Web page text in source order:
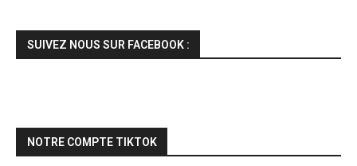
SUIVEZ NOUS SUR FACEBOOK :
NOTRE COMPTE TIKTOK